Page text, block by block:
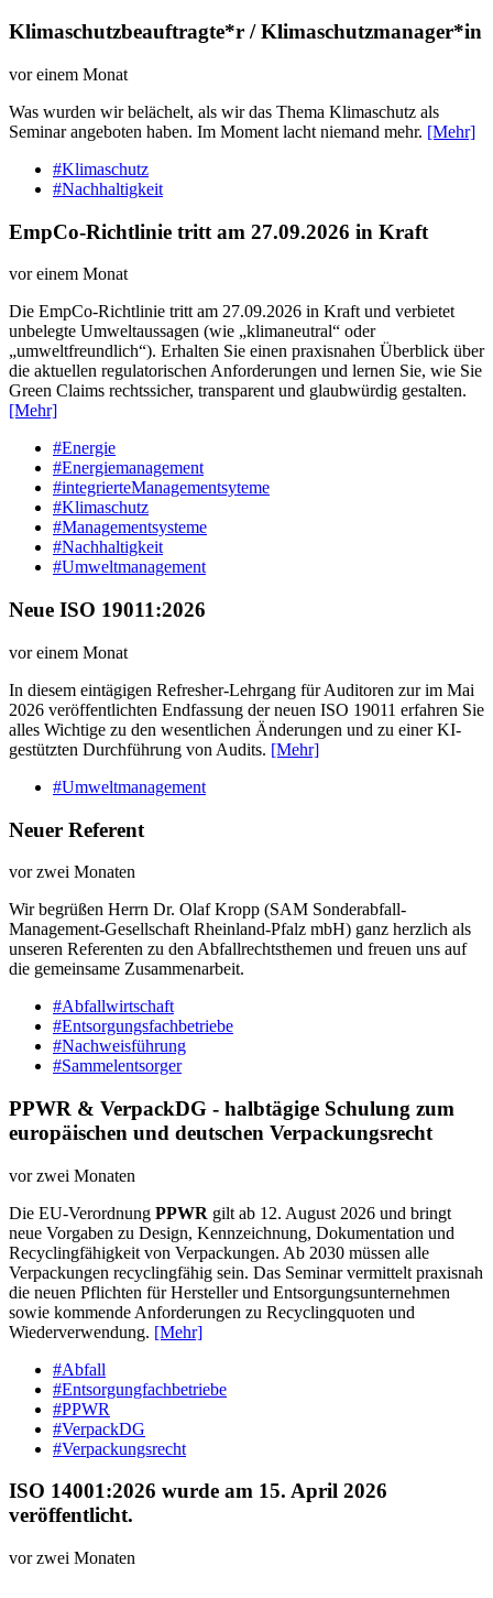
Klimaschutzbeauftragte*r / Klimaschutzmanager*in
vor einem Monat
Was wurden wir belächelt, als wir das Thema Klimaschutz als
Seminar angeboten haben. Im Moment lacht niemand mehr. [Mehr]
#Klimaschutz
#Nachhaltigkeit
EmpCo-Richtlinie tritt am 27.09.2026 in Kraft
vor einem Monat
Die EmpCo-Richtlinie tritt am 27.09.2026 in Kraft und verbietet
unbelegte Umweltaussagen (wie „klimaneutral“ oder
„umweltfreundlich“). Erhalten Sie einen praxisnahen Überblick über
die aktuellen regulatorischen Anforderungen und lernen Sie, wie Sie
Green Claims rechtssicher, transparent und glaubwürdig gestalten.
[Mehr]
#Energie
#Energiemanagement
#integrierteManagementsyteme
#Klimaschutz
#Managementsysteme
#Nachhaltigkeit
#Umweltmanagement
Neue ISO 19011:2026
vor einem Monat
In diesem eintägigen Refresher-Lehrgang für Auditoren zur im Mai
2026 veröffentlichten Endfassung der neuen ISO 19011 erfahren Sie
alles Wichtige zu den wesentlichen Änderungen und zu einer KI-
gestützten Durchführung von Audits. [Mehr]
#Umweltmanagement
Neuer Referent
vor zwei Monaten
Wir begrüßen Herrn Dr. Olaf Kropp (SAM Sonderabfall-
Management-Gesellschaft Rheinland-Pfalz mbH) ganz herzlich als
unseren Referenten zu den Abfallrechtsthemen und freuen uns auf
die gemeinsame Zusammenarbeit.
#Abfallwirtschaft
#Entsorgungsfachbetriebe
#Nachweisführung
#Sammelentsorger
PPWR & VerpackDG - halbtägige Schulung zum
europäischen und deutschen Verpackungsrecht
vor zwei Monaten
Die EU-Verordnung PPWR gilt ab 12. August 2026 und bringt
neue Vorgaben zu Design, Kennzeichnung, Dokumentation und
Recyclingfähigkeit von Verpackungen. Ab 2030 müssen alle
Verpackungen recyclingfähig sein. Das Seminar vermittelt praxisnah
die neuen Pflichten für Hersteller und Entsorgungsunternehmen
sowie kommende Anforderungen zu Recyclingquoten und
Wiederverwendung. [Mehr]
#Abfall
#Entsorgungfachbetriebe
#PPWR
#VerpackDG
#Verpackungsrecht
ISO 14001:2026 wurde am 15. April 2026
veröffentlicht.
vor zwei Monaten